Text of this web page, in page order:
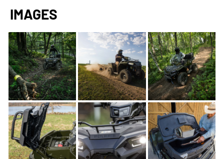
IMAGES